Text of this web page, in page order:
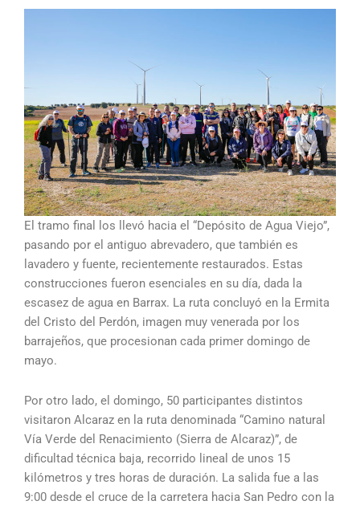
El tramo final los llevó hacia el “Depósito de Agua Viejo”,
pasando por el antiguo abrevadero, que también es
lavadero y fuente, recientemente restaurados. Estas
construcciones fueron esenciales en su día, dada la
escasez de agua en Barrax. La ruta concluyó en la Ermita
del Cristo del Perdón, imagen muy venerada por los
barrajeños, que procesionan cada primer domingo de
mayo.
Por otro lado, el domingo, 50 participantes distintos
visitaron Alcaraz en la ruta denominada “Camino natural
Vía Verde del Renacimiento (Sierra de Alcaraz)”, de
dificultad técnica baja, recorrido lineal de unos 15
kilómetros y tres horas de duración. La salida fue a las
9:00 desde el cruce de la carretera hacia San Pedro con la